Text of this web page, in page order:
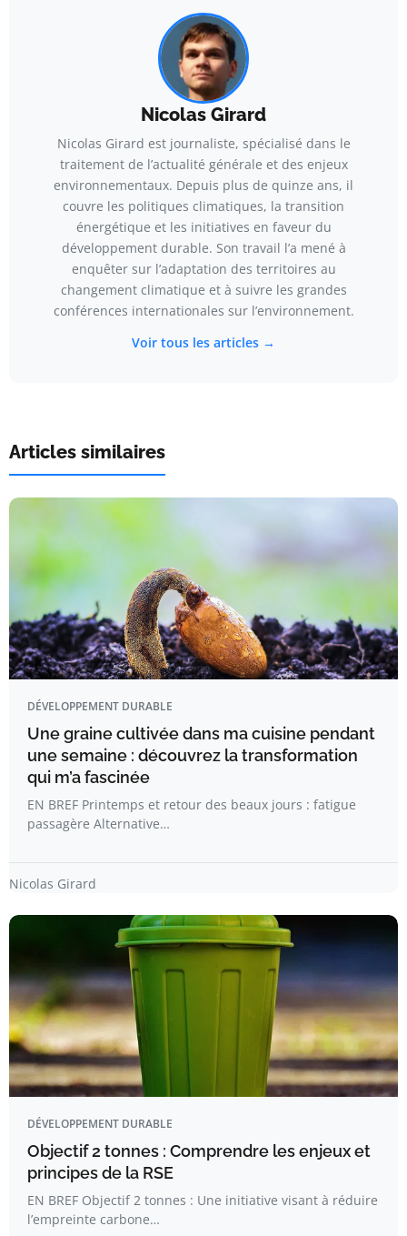
Nicolas Girard
Nicolas Girard est journaliste, spécialisé dans le
traitement de l’actualité générale et des enjeux
environnementaux. Depuis plus de quinze ans, il
couvre les politiques climatiques, la transition
énergétique et les initiatives en faveur du
développement durable. Son travail l’a mené à
enquêter sur l’adaptation des territoires au
changement climatique et à suivre les grandes
conférences internationales sur l’environnement.
Voir tous les articles →
Articles similaires
DÉVELOPPEMENT DURABLE
Une graine cultivée dans ma cuisine pendant
une semaine : découvrez la transformation
qui m’a fascinée
EN BREF Printemps et retour des beaux jours : fatigue
passagère Alternative…
Nicolas Girard
DÉVELOPPEMENT DURABLE
Objectif 2 tonnes : Comprendre les enjeux et
principes de la RSE
EN BREF Objectif 2 tonnes : Une initiative visant à réduire
l’empreinte carbone…